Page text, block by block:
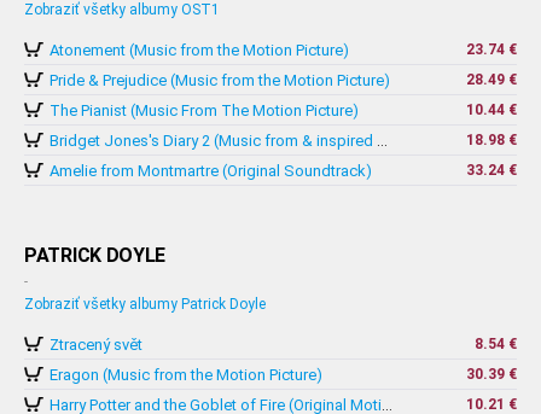
Zobraziť všetky albumy OST1
Atonement (Music from the Motion Picture) 23.74 €
Pride & Prejudice (Music from the Motion Picture) 28.49 €
The Pianist (Music From The Motion Picture)
10.44 €
Bridget Jones's Diary 2 (Music from & inspired by The Motion Picture)
18.98 €
Amelie from Montmartre (Original Soundtrack) 33.24 €
PATRICK DOYLE
-
Zobraziť všetky albumy Patrick Doyle
Ztracený svět 8.54 €
Eragon (Music from the Motion Picture)
30.39 €
Harry Potter and the Goblet of Fire (Original Motion Picture Soundtrack)
10.21 €